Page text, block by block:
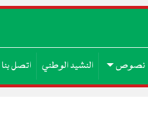
نصوص النشيد الوطني اتصل بنا